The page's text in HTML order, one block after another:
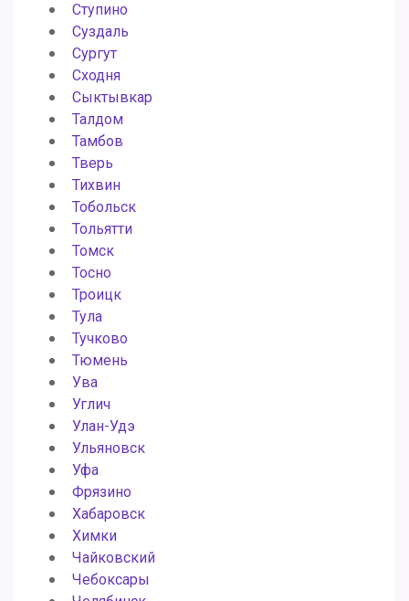
Ступино
Суздаль
Сургут
Сходня
Сыктывкар
Талдом
Тамбов
Тверь
Тихвин
Тобольск
Тольятти
Томск
Тосно
Троицк
Тула
Тучково
Тюмень
Ува
Углич
Улан-Удэ
Ульяновск
Уфа
Фрязино
Хабаровск
Химки
Чайковский
Чебоксары